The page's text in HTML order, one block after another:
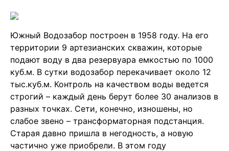
Южный Водозабор построен в 1958 году. На его
территории 9 артезианских скважин, которые
подают воду в два резервуара емкостью по 1000
куб.м. В сутки водозабор перекачивает около 12
тыс.куб.м. Контроль на качеством воды ведется
строгий – каждый день берут более 30 анализов в
разных точках. Сети, конечно, изношены, но
слабое звено – трансформаторная подстанция.
Старая давно пришла в негодность, а новую
частично уже приобрели. В этом году